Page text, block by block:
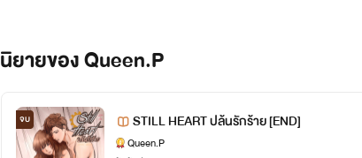
นิยายของ Queen.P
จบ STILL HEART ปล้นรักร้าย [END]
Queen.P